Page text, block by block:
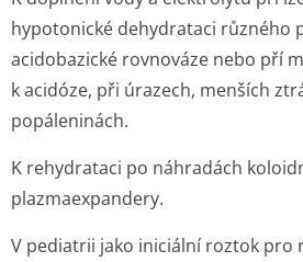
hypotonické dehydrataci různého
acidobazické rovnováze nebo pří
k acidóze, při úrazech, menších
popáleninách.
K rehydrataci po náhradách
plazmaexpandery.
V pediatrii jako iniciální roztok pro